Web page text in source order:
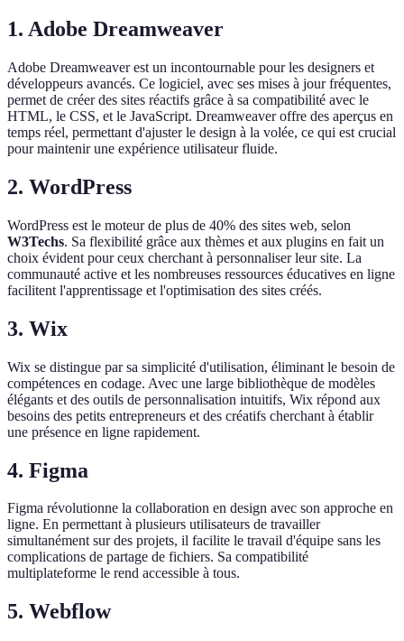
1. Adobe Dreamweaver
Adobe Dreamweaver est un incontournable pour les designers et
développeurs avancés. Ce logiciel, avec ses mises à jour fréquentes,
permet de créer des sites réactifs grâce à sa compatibilité avec le
HTML, le CSS, et le JavaScript. Dreamweaver offre des aperçus en
temps réel, permettant d'ajuster le design à la volée, ce qui est crucial
pour maintenir une expérience utilisateur fluide.
2. WordPress
WordPress est le moteur de plus de 40% des sites web, selon
W3Techs. Sa flexibilité grâce aux thèmes et aux plugins en fait un
choix évident pour ceux cherchant à personnaliser leur site. La
communauté active et les nombreuses ressources éducatives en ligne
facilitent l'apprentissage et l'optimisation des sites créés.
3. Wix
Wix se distingue par sa simplicité d'utilisation, éliminant le besoin de
compétences en codage. Avec une large bibliothèque de modèles
élégants et des outils de personnalisation intuitifs, Wix répond aux
besoins des petits entrepreneurs et des créatifs cherchant à établir
une présence en ligne rapidement.
4. Figma
Figma révolutionne la collaboration en design avec son approche en
ligne. En permettant à plusieurs utilisateurs de travailler
simultanément sur des projets, il facilite le travail d'équipe sans les
complications de partage de fichiers. Sa compatibilité
multiplateforme le rend accessible à tous.
5. Webflow